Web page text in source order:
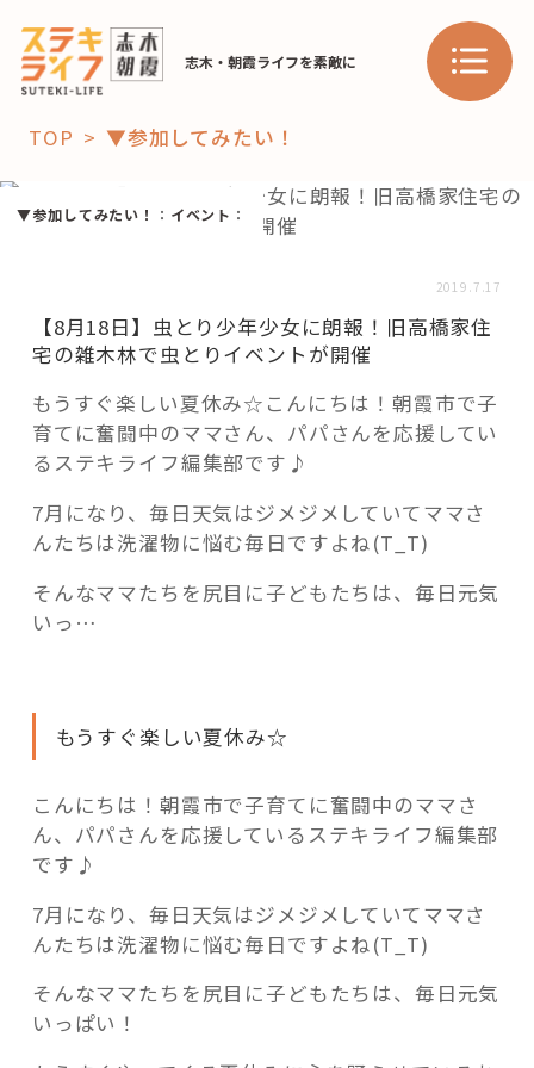
志木・朝霞ライフを素敵に
おすすめ
スポット 学び・教育
「場」
HAREL HAREL
活用事例
「ひと」
コーディネーター紹介
これからの暮らし 住み替え相談
TOP ▼参加してみたい！
▼参加してみたい！ ： イベント ：
2019.7.17
【8月18日】虫とり少年少女に朗報！旧高橋家住
宅の雑木林で虫とりイベントが開催
もうすぐ楽しい夏休み☆こんにちは！朝霞市で子
育てに奮闘中のママさん、パパさんを応援してい
るステキライフ編集部です♪
7月になり、毎日天気はジメジメしていてママさ
んたちは洗濯物に悩む毎日ですよね(T_T)
そんなママたちを尻目に子どもたちは、毎日元気
いっ…
もうすぐ楽しい夏休み☆
こんにちは！朝霞市で子育てに奮闘中のママさ
ん、パパさんを応援しているステキライフ編集部
です♪
7月になり、毎日天気はジメジメしていてママさ
んたちは洗濯物に悩む毎日ですよね(T_T)
そんなママたちを尻目に子どもたちは、毎日元気
いっぱい！